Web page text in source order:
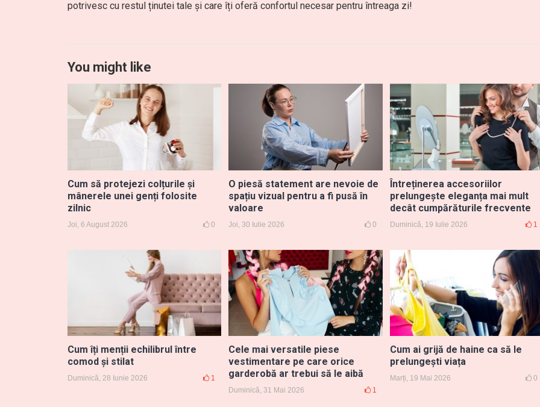
potrivesc cu restul ținutei tale și care îți oferă confortul necesar pentru întreaga zi!
You might like
Cum să protejezi colțurile și
mânerele unei genți folosite
zilnic
Joi, 6 August 2026 0
O piesă statement are nevoie de
spațiu vizual pentru a fi pusă în
valoare
Joi, 30 Iulie 2026 0
Întreținerea accesoriilor
prelungește eleganța mai mult
decât cumpărăturile frecvente
Duminică, 19 Iulie 2026 1
Cum îți menții echilibrul între
comod și stilat
Duminică, 28 Iunie 2026 1
Cele mai versatile piese
vestimentare pe care orice
garderobă ar trebui să le aibă
Duminică, 31 Mai 2026 1
Cum ai grijă de haine ca să le
prelungești viața
Marți, 19 Mai 2026 0